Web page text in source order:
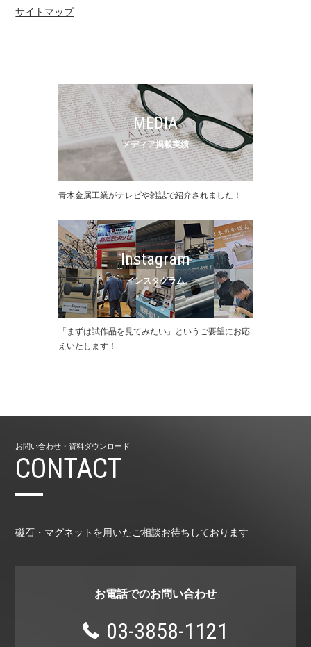
サイトマップ
MEDIA
メディア掲載実績
⻘⽊⾦属⼯業がテレビや雑誌で紹介されました！
Instagram
インスタグラム
「まずは試作品を⾒てみたい」というご要望にお応
えいたします！
お問い合わせ・資料ダウンロード
CONTACT
磁石・マグネットを用いたご相談お待ちしております
お電話でのお問い合わせ
03-3858-1121